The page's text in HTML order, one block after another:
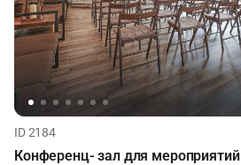
ID 2184
Конференц- зал для мероприятий